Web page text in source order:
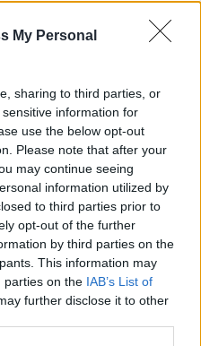
My Personal
sharing to third parties, or
information for
use the below opt-out
Please note that after your
may continue seeing
information utilized by
to third parties prior to
opt-out of the further
by third parties on the
This information may
parties on the IAB’s List of
further disclose it to other
AI használata az